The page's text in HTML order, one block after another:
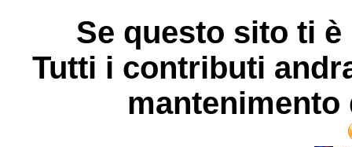
Se questo sito ti
Tutti i contributi